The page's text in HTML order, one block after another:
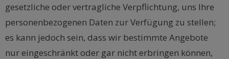
gesetzliche oder vertragliche Verpflichtung, uns Ihre
personenbezogenen Daten zur Verfügung zu stellen;
es kann jedoch sein, dass wir bestimmte Angebote
nur eingeschränkt oder gar nicht erbringen können,